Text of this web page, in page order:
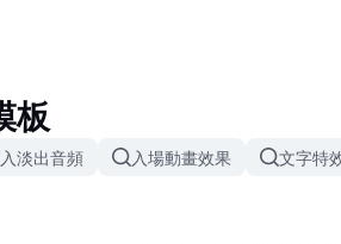
板
淡出音頻 入場動畫效果 文字特